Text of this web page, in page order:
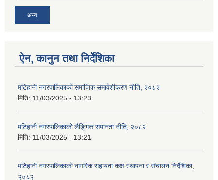
अन्य
ऐन, कानुन तथा निर्देशिका
मटिहानी नगरपालिकाको समाजिक समावेशीकरण नीति, २०८२
मिति: 11/03/2025 - 13:23
मटिहानी नगरपालिकाको लैङ्गिक समानता नीति, २०८२
मिति: 11/03/2025 - 13:21
मटिहानी नगरपालिकाको नागरिक सहायता कक्ष स्थापना र संचालन निर्देशिका,
२०८२